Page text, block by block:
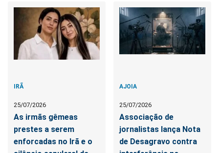
IRÃ
25/07/2026
As irmãs gêmeas
prestes a serem
enforcadas no Irã e o
AJOIA
25/07/2026
Associação de
jornalistas lança Nota
de Desagravo contra